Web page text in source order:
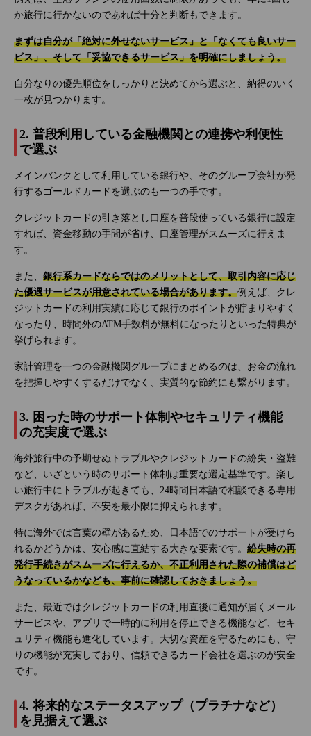
か旅行に行かないのであれば十分と判断もできます。
まずは自分が「絶対に外せないサービス」と「なくても良いサー
ビス」、そして「妥協できるサービス」を明確にしましょう。
自分なりの優先順位をしっかりと決めてから選ぶと、納得のいく
一枚が見つかります。
2. 普段利用している金融機関との連携や利便性
で選ぶ
メインバンクとして利用している銀行や、そのグループ会社が発
行するゴールドカードを選ぶのも一つの手です。
クレジットカードの引き落とし口座を普段使っている銀行に設定
すれば、資金移動の手間が省け、口座管理がスムーズに行えま
す。
また、 銀行系カードならではのメリットとして、取引内容に応じ
た優遇サービスが用意されている場合があります。例えば、クレ
ジットカードの利用実績に応じて銀行のポイントが貯まりやすく
なったり、時間外のATM手数料が無料になったりといった特典が
挙げられます。
家計管理を一つの金融機関グループにまとめるのは、お金の流れ
を把握しやすくするだけでなく、実質的な節約にも繋がります。
3. 困った時のサポート体制やセキュリティ機能
の充実度で選ぶ
海外旅行中の予期せぬトラブルやクレジットカードの紛失・盗難
など、いざという時のサポート体制は重要な選定基準です。楽し
い旅行中にトラブルが起きても、24時間日本語で相談できる専用
デスクがあれば、不安を最小限に抑えられます。
特に海外では言葉の壁があるため、日本語でのサポートが受けら
れるかどうかは、安心感に直結する大きな要素です。 紛失時の再
発行手続きがスムーズに行えるか、不正利用された際の補償はど
うなっているかなども、事前に確認しておきましょう。
また、最近ではクレジットカードの利用直後に通知が届くメール
サービスや、アプリで一時的に利用を停止できる機能など、セキ
ュリティ機能も進化しています。大切な資産を守るためにも、守
りの機能が充実しており、信頼できるカード会社を選ぶのが安全
です。
4. 将来的なステータスアップ（プラチナなど）
を見据えて選ぶ